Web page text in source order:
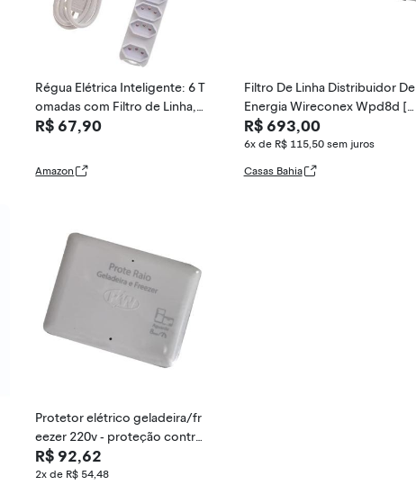
Régua Elétrica Inteligente: 6 T
omadas com Filtro de Linha,
Cabo de 3 Metros, Compatív
terruptor de Energia e Fusível
R$ 67,90
Amazon
Filtro De Linha Distribuidor De
Energia Wireconex Wpd8d [F
108]
R$ 693,00
6x de R$ 115,50 sem juros
Casas Bahia
Protetor elétrico geladeira/fr
eezer 220v - proteção contra
surtos e tensões
R$ 92,62
2x de R$ 54,48